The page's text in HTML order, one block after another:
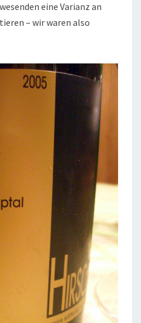
eine Varianz an
– wir waren also